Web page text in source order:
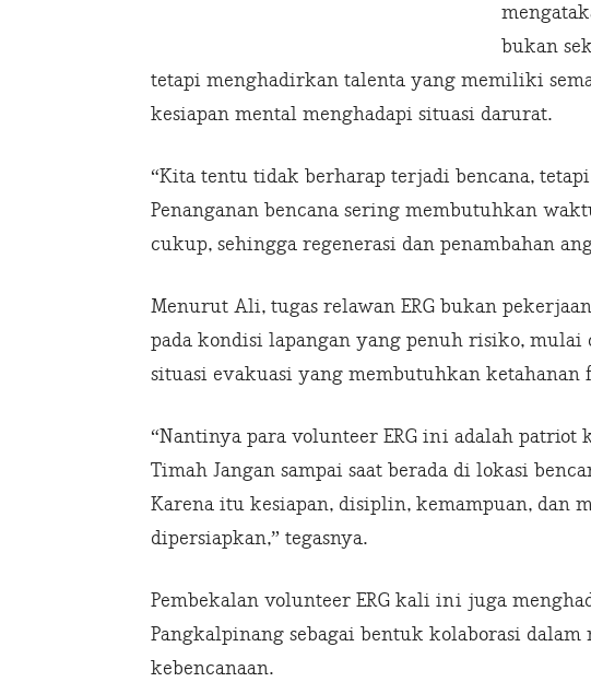
bukan
tetapi menghadirkan talenta yang memiliki
kesiapan mental menghadapi situasi darurat.
“Kita tentu tidak berharap terjadi bencana,
Penanganan bencana sering membutuhkan
cukup, sehingga regenerasi dan penambahan
Menurut Ali, tugas relawan ERG bukan
pada kondisi lapangan yang penuh risiko, mulai
situasi evakuasi yang membutuhkan ketahanan
“Nantinya para volunteer ERG ini adalah patriot
Timah Jangan sampai saat berada di lokasi
Karena itu kesiapan, disiplin, kemampuan, dan
dipersiapkan,” tegasnya.
Pembekalan volunteer ERG kali ini juga
Pangkalpinang sebagai bentuk kolaborasi
kebencanaan.